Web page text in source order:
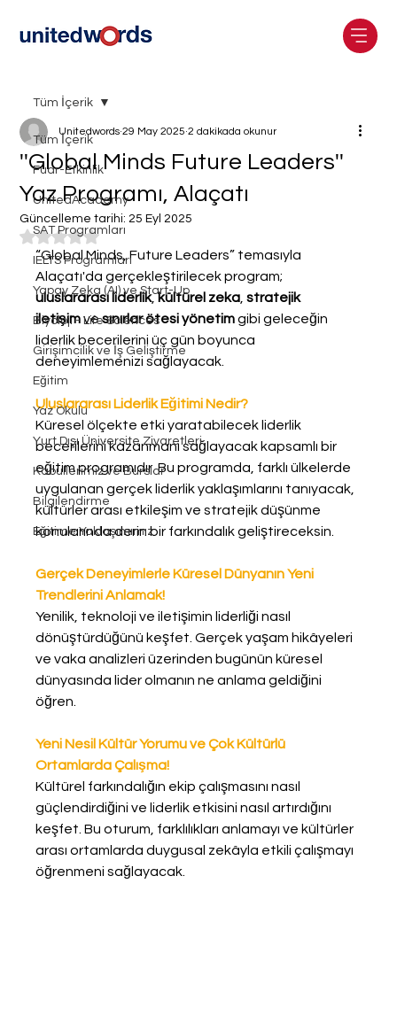
Tüm İçerik
Fuar-Etkinlik
UnitedAcademy
SAT Programları
IELTS Programları
Yapay Zeka (AI) ve Start-Up
Biyoloji - Life Sciences
Girişimcilik ve İş Geliştirme
Eğitim
Yaz Okulu
Yurt Dışı Üniversite Ziyaretleri
Kabullerimiz ve Burslar
Bilgilendirme
Eğitime Yaklaşımımız
Tüm İçerik
''Global Minds Future Leaders''
Yaz Programı, Alaçatı
Unitedwords 29 May 2025 2 dakikada okunur
Güncelleme tarihi:25 Eyl 2025
5 üzerinden NaN yıldız
“Global Minds, Future Leaders” temasıyla
Alaçatı'da gerçekleştirilecek program;
uluslararası liderlik, kültürel zeka , stratejik
iletişim ve sınırlar ötesi yönetim gibi geleceğin
liderlik becerilerini üç gün boyunca
deneyimlemenizi sağlayacak.
Uluslararası Liderlik Eğitimi Nedir?
Küresel ölçekte etki yaratabilecek liderlik
becerilerini kazanmanı sağlayacak kapsamlı bir
eğitim programıdır. Bu programda, farklı ülkelerde
uygulanan gerçek liderlik yaklaşımlarını tanıyacak,
kültürler arası etkileşim ve stratejik düşünme
konularında derin bir farkındalık geliştireceksin.
Gerçek Deneyimlerle Küresel Dünyanın Yeni
Trendlerini Anlamak!
Yenilik, teknoloji ve iletişimin liderliği nasıl
dönüştürdüğünü keşfet. Gerçek yaşam hikâyeleri
ve vaka analizleri üzerinden bugünün küresel
dünyasında lider olmanın ne anlama geldiğini
öğren.
Yeni Nesil Kültür Yorumu ve Çok Kültürlü
Ortamlarda Çalışma!
Kültürel farkındalığın ekip çalışmasını nasıl
güçlendirdiğini ve liderlik etkisini nasıl artırdığını
keşfet. Bu oturum, farklılıkları anlamayı ve kültürler
arası ortamlarda duygusal zekâyla etkili çalışmayı
öğrenmeni sağlayacak.